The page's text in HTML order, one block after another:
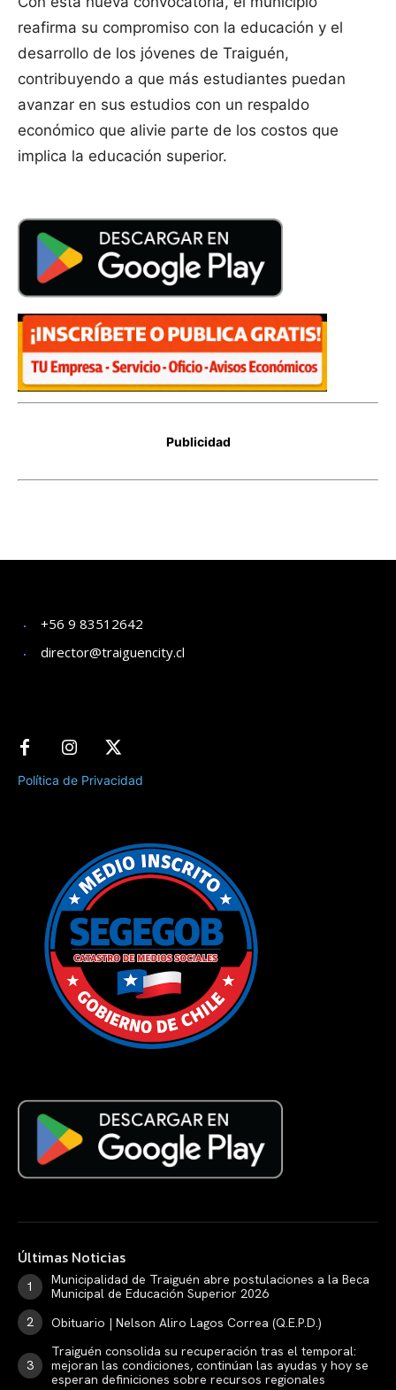
+56 9 83512642
director@traiguencity.cl
Política de Privacidad
Últimas Noticias
Municipalidad de Traiguén abre postulaciones a la Beca
Municipal de Educación Superior 2026
Obituario | Nelson Aliro Lagos Correa (Q.E.P.D.)
Traiguén consolida su recuperación tras el temporal:
mejoran las condiciones, continúan las ayudas y hoy se
esperan definiciones sobre recursos regionales